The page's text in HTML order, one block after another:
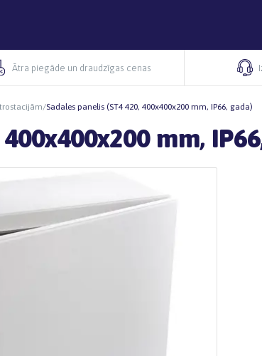
Ātra piegāde un draudzīgas cenas
/Sadales panelis (ST4 420, 400x400x200 mm, IP66, gada)
mm,